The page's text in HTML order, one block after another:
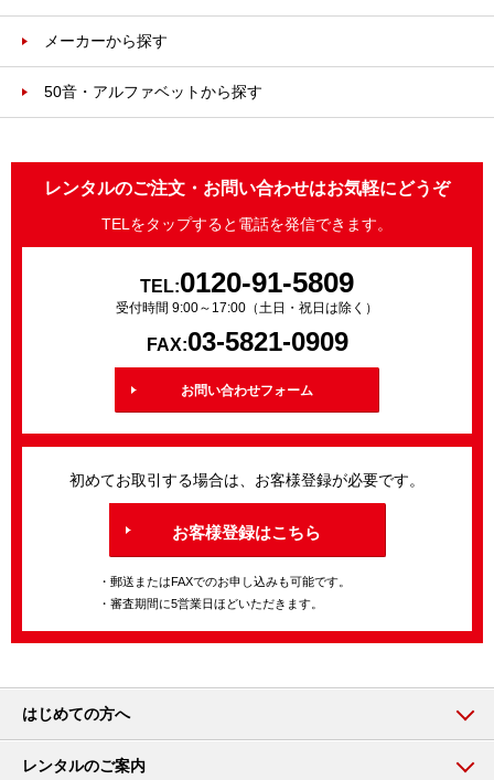
メーカーから探す
50音・アルファベットから探す
レンタルのご注文・お問い合わせはお気軽にどうぞ
TELをタップすると電話を発信できます。
TEL:0120-91-5809
受付時間 9:00～17:00（土日・祝日は除く）
FAX:03-5821-0909
お問い合わせフォーム
初めてお取引する場合は、お客様登録が必要です。
お客様登録はこちら
・郵送またはFAXでのお申し込みも可能です。
・審査期間に5営業日ほどいただきます。
はじめての方へ
レンタルのご案内